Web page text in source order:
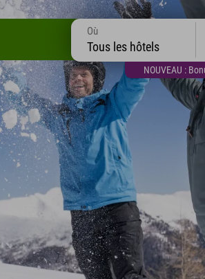
NOUVEAU :
Où
Tous les hôtels